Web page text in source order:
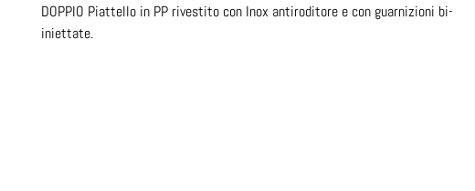
DOPPIO Piattello in PP rivestito con Inox antiroditore e con guarnizioni bi-
iniettate.